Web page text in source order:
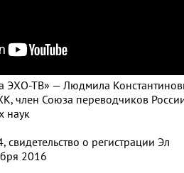
ЭХО-ТВ» — Людмила
член Союза переводчиков
наук
о регистрации Эл
2016